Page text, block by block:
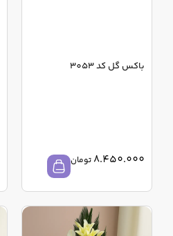
باکس گل کد 3053
8.450.000 تومان